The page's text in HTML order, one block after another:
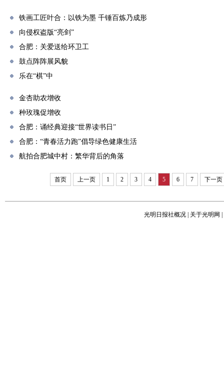
铁画工匠叶合：以铁为墨 千锤百炼乃成形
向侵权盗版“亮剑”
合肥：关爱送给环卫工
鼓点阵阵展风貌
乐在“棋”中
金杏助农增收
种玫瑰促增收
合肥：诵经典迎接“世界读书日”
合肥：“青春活力跑”倡导绿色健康生活
航拍合肥城中村：繁华背后的角落
首页 上一页 1 2 3 4 5 6 7 下一页
光明日报社概况 关于光明网